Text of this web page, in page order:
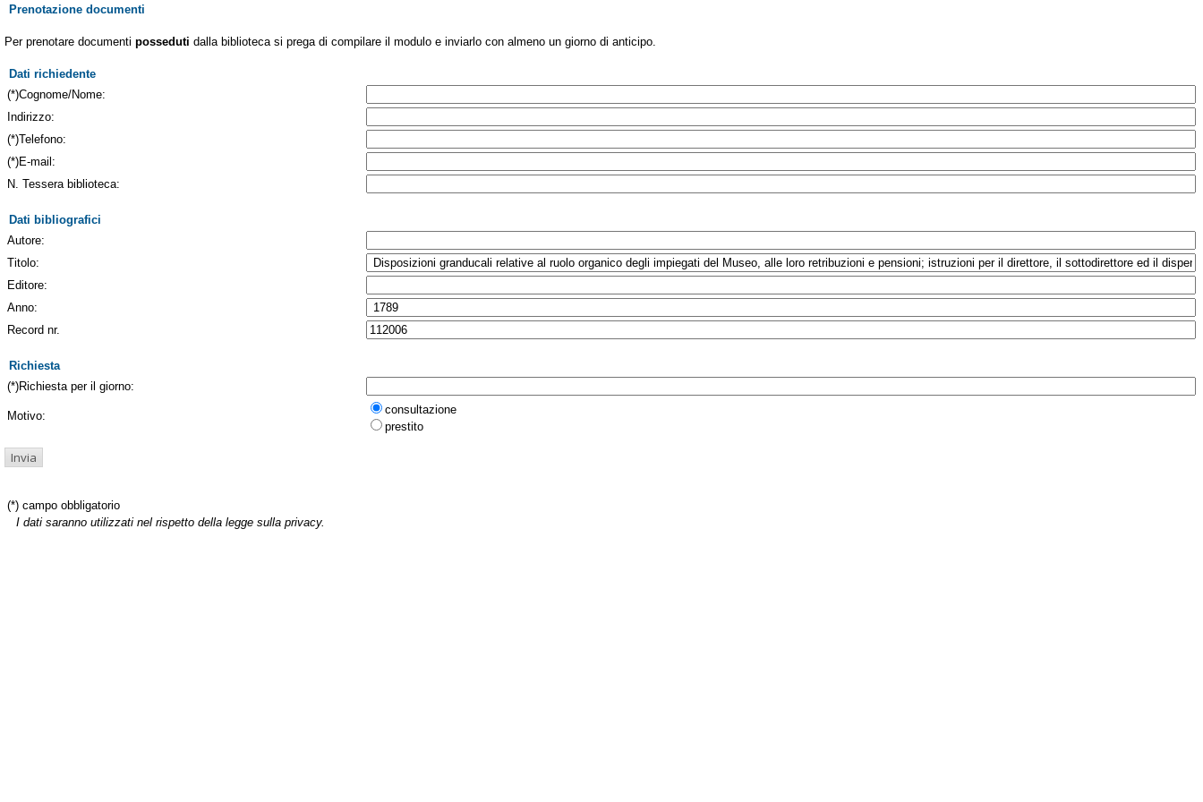
Prenotazione documenti
Per prenotare documenti posseduti dalla biblioteca si prega di compilare il modulo e inviarlo con almeno un giorno di anticipo.
Dati richiedente
(*)Cognome/Nome:
Indirizzo:
(*)Telefono:
(*)E-mail:
N. Tessera biblioteca:
Dati bibliografici
Autore:
Titolo:
Editore:
Anno:
Record nr.
Richiesta
(*)Richiesta per il giorno:
Motivo:
consultazione
prestito
(*) campo obbligatorio
I dati saranno utilizzati nel rispetto della legge sulla privacy.